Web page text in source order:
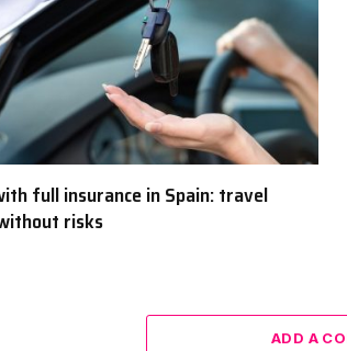
full insurance in Spain: travel
risks
ADD A